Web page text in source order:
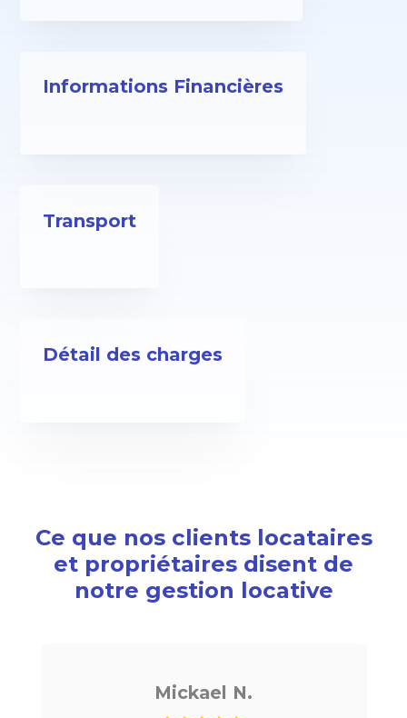
Informations Financières
Transport
Détail des charges
Ce que nos clients locataires
et propriétaires disent de
notre gestion locative
Mickael N.